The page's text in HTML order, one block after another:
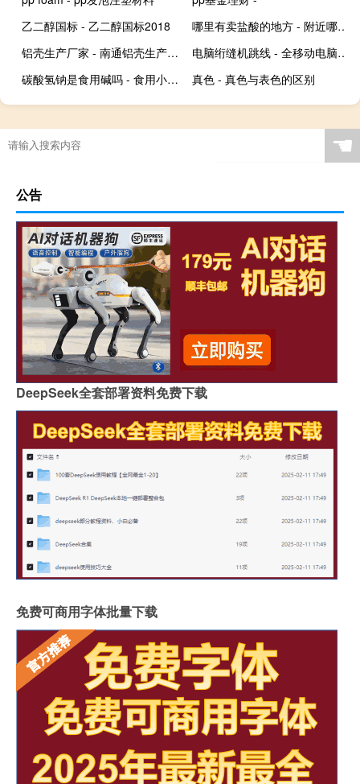
乙二醇国标 - 乙二醇国标2018
哪里有卖盐酸的地方 - 附近哪里有卖盐酸的
铝壳生产厂家 - 南通铝壳生产厂家
电脑绗缝机跳线 - 全移动电脑绗缝机跳线
碳酸氢钠是食用碱吗 - 食用小苏打可以洗下体吗
真色 - 真色与表色的区别
☚
公告
DeepSeek全套部署资料免费下载
免费可商用字体批量下载